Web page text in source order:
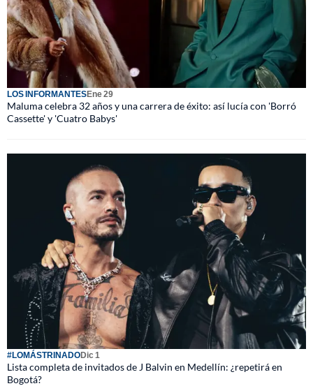
LOS INFORMANTESEne 29
Maluma celebra 32 años y una carrera de éxito: así lucía con 'Borró
Cassette' y 'Cuatro Babys'
#LOMÁSTRINADODic 1
Lista completa de invitados de J Balvin en Medellín: ¿repetirá en
Bogotá?